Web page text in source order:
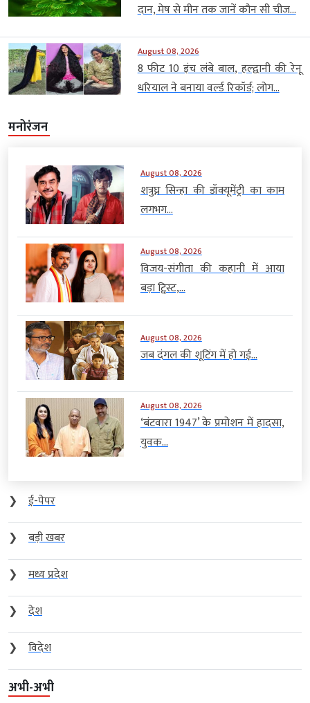
दान, मेष से मीन तक जानें कौन सी चीज...
August 08, 2026
8 फीट 10 इंच लंबे बाल, हल्द्वानी की रेनू
धरियाल ने बनाया वर्ल्ड रिकॉर्ड; लोग...
मनोरंजन
August 08, 2026
शत्रुघ्न सिन्हा की डॉक्यूमेंट्री का काम
लगभग...
August 08, 2026
विजय-संगीता की कहानी में आया
बड़ा ट्विस्ट,...
August 08, 2026
जब दंगल की शूटिंग में हो गई...
August 08, 2026
‘बंटवारा 1947’ के प्रमोशन में हादसा,
युवक...
❯
ई-पेपर
❯
बड़ी खबर
❯
मध्य प्रदेश
❯
देश
❯
विदेश
अभी-अभी